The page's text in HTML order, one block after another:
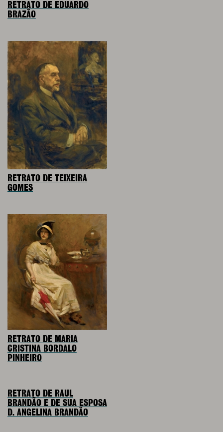
RETRATO DE EDUARDO
BRAZÃO
RETRATO DE TEIXEIRA
GOMES
RETRATO DE MARIA
CRISTINA BORDALO
PINHEIRO
RETRATO DE RAUL
BRANDÃO E DE SUA ESPOSA
D. ANGELINA BRANDÃO